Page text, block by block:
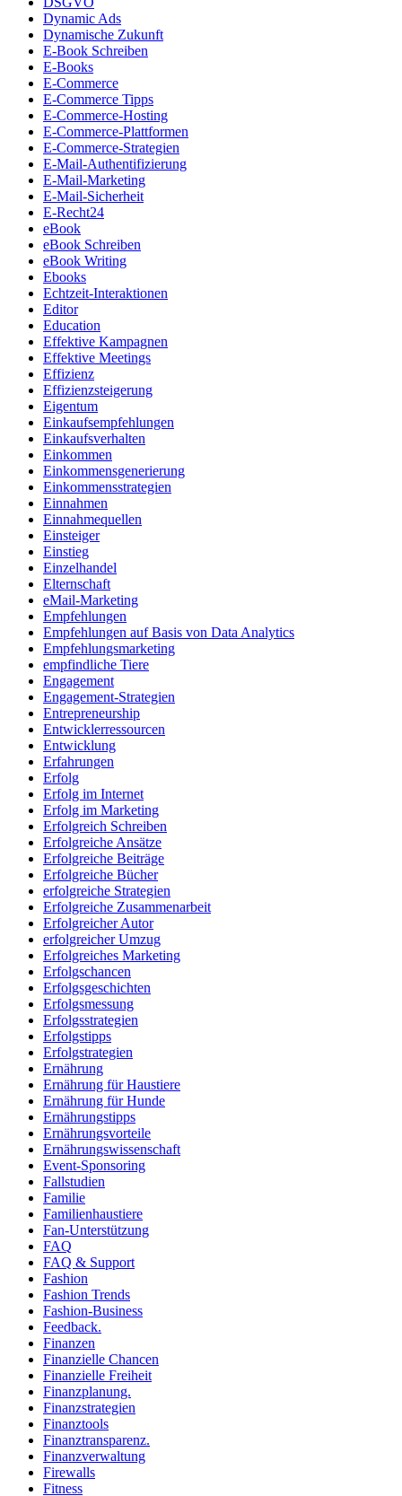
Dynamic Ads
Dynamische Zukunft
E-Book Schreiben
E-Books
E-Commerce
E-Commerce Tipps
E-Commerce-Hosting
E-Commerce-Plattformen
E-Commerce-Strategien
E-Mail-Authentifizierung
E-Mail-Marketing
E-Mail-Sicherheit
E-Recht24
eBook
eBook Schreiben
eBook Writing
Ebooks
Echtzeit-Interaktionen
Editor
Education
Effektive Kampagnen
Effektive Meetings
Effizienz
Effizienzsteigerung
Eigentum
Einkaufsempfehlungen
Einkaufsverhalten
Einkommen
Einkommensgenerierung
Einkommensstrategien
Einnahmen
Einnahmequellen
Einsteiger
Einstieg
Einzelhandel
Elternschaft
eMail-Marketing
Empfehlungen
Empfehlungen auf Basis von Data Analytics
Empfehlungsmarketing
empfindliche Tiere
Engagement
Engagement-Strategien
Entrepreneurship
Entwicklerressourcen
Entwicklung
Erfahrungen
Erfolg
Erfolg im Internet
Erfolg im Marketing
Erfolgreich Schreiben
Erfolgreiche Ansätze
Erfolgreiche Beiträge
Erfolgreiche Bücher
erfolgreiche Strategien
Erfolgreiche Zusammenarbeit
Erfolgreicher Autor
erfolgreicher Umzug
Erfolgreiches Marketing
Erfolgschancen
Erfolgsgeschichten
Erfolgsmessung
Erfolgsstrategien
Erfolgstipps
Erfolgstrategien
Ernährung
Ernährung für Haustiere
Ernährung für Hunde
Ernährungstipps
Ernährungsvorteile
Ernährungswissenschaft
Event-Sponsoring
Fallstudien
Familie
Familienhaustiere
Fan-Unterstützung
FAQ
FAQ & Support
Fashion
Fashion Trends
Fashion-Business
Feedback.
Finanzen
Finanzielle Chancen
Finanzielle Freiheit
Finanzplanung.
Finanzstrategien
Finanztools
Finanztransparenz.
Finanzverwaltung
Firewalls
Fitness